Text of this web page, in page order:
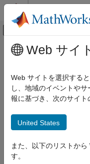
コンテンツへスキップ
オフキャン
ドキュメンテーションのホーム
5G Toolbox
ダウンリンク チャネル
5G Toolbox
5G Toolbox 入門
メインコンテンツ
同期信号ブ
ト
この例では、同期信
期信号バースト (SS
成する方法について
ャネルと信号 (プライ
ブロードキャスト チ
Web サイ
Web サイトを選択する
し、地域のイベントや
報に基づき、次のサイト
United States
また、以下のリストか
す。